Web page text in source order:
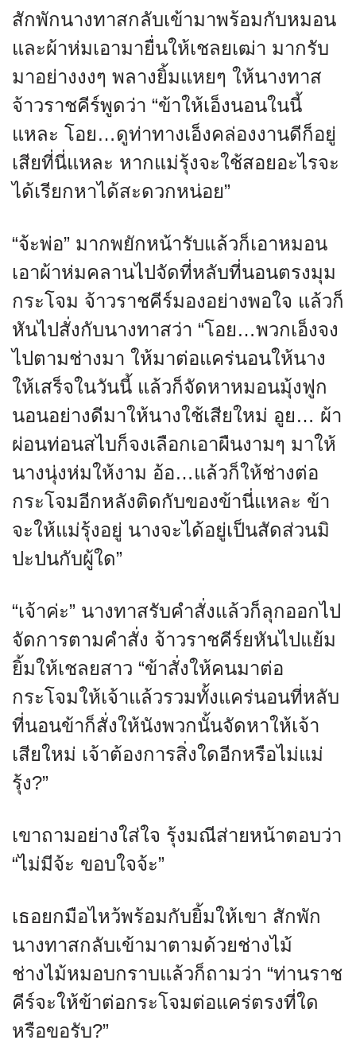
สักพักนางทาสกลับเข้ามาพร้อมกับหมอน
และผ้าห่มเอามายื่นให้เชลยเฒ่า มากรับ
มาอย่างงงๆ พลางยิ้มแหยๆ ให้นางทาส
จ้าวราชคีร์พูดว่า “ข้าให้เอ็งนอนในนี้
แหละ โอย…ดูท่าทางเอ็งคล่องงานดีก็อยู่
เสียที่นี่แหละ หากแม่รุ้งจะใช้สอยอะไรจะ
ได้เรียกหาได้สะดวกหน่อย”
“จ้ะพ่อ” มากพยักหน้ารับแล้วก็เอาหมอน
เอาผ้าห่มคลานไปจัดที่หลับที่นอนตรงมุม
กระโจม จ้าวราชคีร์มองอย่างพอใจ แล้วก็
หันไปสั่งกับนางทาสว่า “โอย…พวกเอ็งจง
ไปตามช่างมา ให้มาต่อแคร่นอนให้นาง
ให้เสร็จในวันนี้ แล้วก็จัดหาหมอนมุ้งฟูก
นอนอย่างดีมาให้นางใช้เสียใหม่ อูย… ผ้า
ผ่อนท่อนสไบก็จงเลือกเอาผืนงามๆ มาให้
นางนุ่งห่มให้งาม อ้อ…แล้วก็ให้ช่างต่อ
กระโจมอีกหลังติดกับของข้านี่แหละ ข้า
จะให้แม่รุ้งอยู่ นางจะได้อยู่เป็นสัดส่วนมิ
ปะปนกับผู้ใด”
“เจ้าค่ะ” นางทาสรับคำสั่งแล้วก็ลุกออกไป
จัดการตามคำสั่ง จ้าวราชคีร์ยหันไปแย้ม
ยิ้มให้เชลยสาว “ข้าสั่งให้คนมาต่อ
กระโจมให้เจ้าแล้วรวมทั้งแคร่นอนที่หลับ
ที่นอนข้าก็สั่งให้นังพวกนั้นจัดหาให้เจ้า
เสียใหม่ เจ้าต้องการสิ่งใดอีกหรือไม่แม่
รุ้ง?”
เขาถามอย่างใส่ใจ รุ้งมณีส่ายหน้าตอบว่า
“ไม่มีจ้ะ ขอบใจจ้ะ”
เธอยกมือไหว้พร้อมกับยิ้มให้เขา สักพัก
นางทาสกลับเข้ามาตามด้วยช่างไม้
ช่างไม้หมอบกราบแล้วก็ถามว่า “ท่านราช
คีร์จะให้ข้าต่อกระโจมต่อแคร่ตรงที่ใด
หรือขอรับ?”